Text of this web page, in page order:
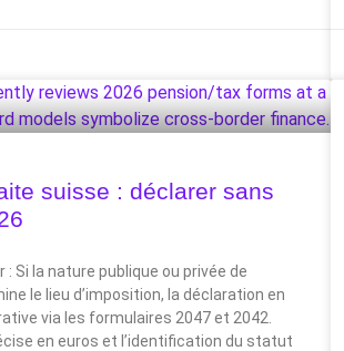
suisse : déclarer sans
: Si la nature publique ou privée de
le lieu d’imposition, la déclaration en
via les formulaires 2047 et 2042.
en euros et l’identification du statut